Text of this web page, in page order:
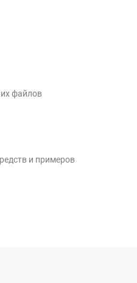
файлов
и примеров